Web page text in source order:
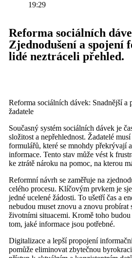
19:29
Reforma sociálních
Zjednodušení a spojení
lidé neztráceli přehled.
Reforma sociálních dávek: Snadnější a
žadatele
Současný systém sociálních dávek je
složitost a nepřehlednost. Žadatelé
formulářů, které se mnohdy překrývají
informace. Tento stav může vést k
ke ztrátě nároku na pomoc, na kterou
Reformní návrh se zaměřuje na
celého procesu. Klíčovým prvkem je
jedné ucelené žádosti. To ušetří čas a
nebudou muset znovu a znovu
životními situacemi. Kromě toho
tom, jaké informace jsou potřebné.
Digitalizace a lepší propojení
pomůže eliminovat zbytečnou